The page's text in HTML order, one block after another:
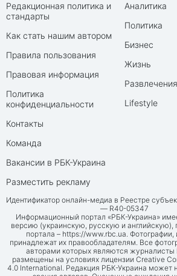
Редакционная политика и
стандарты
Как стать нашим автором
Правила пользования
Правовая информация
Политика
конфиденциальности
Контакты
Команда
Вакансии в РБК-Украина
Разместить рекламу
Аналитика
Политика
Бизнес
Жизнь
Развлечения
Lifestyle
Идентификатор онлайн-медиа в Реестре
— R40-05347
Информационный портал «РБК-Украина»
версию (украинскую, русскую и английскую),
портала – https://www.rbc.ua.
принадлежат их правообладателям. Все
авторами которых являются журналисты
размещены на условиях лицензии Creative
4.0 International. Редакция РБК-Украина может